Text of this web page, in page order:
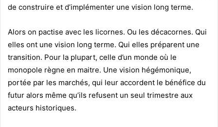
de construire et d’implémenter une vision long terme.
Alors on pactise avec les licornes. Ou les décacornes. Qui
elles ont une vision long terme. Qui elles préparent une
transition. Pour la plupart, celle d’un monde où le
monopole règne en maitre. Une vision hégémonique,
portée par les marchés, qui leur accordent le bénéfice du
futur alors même qu’ils refusent un seul trimestre aux
acteurs historiques.